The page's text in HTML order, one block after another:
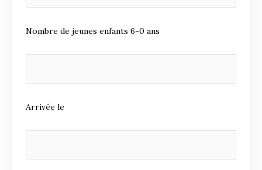
Nombre de jeunes enfants 6-0 ans
Arrivée le